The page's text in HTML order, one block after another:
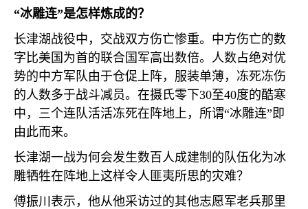
“冰雕连”是怎样炼成的？
长津湖战役中，交战双方伤亡惨重。中方伤亡的数
字比美国为首的联合国军高出数倍。人数占绝对优
势的中方军队由于仓促上阵，服装单薄，冻死冻伤
的人数多于战斗减员。在摄氏零下30至40度的酷寒
中，三个连队活活冻死在阵地上，所谓“冰雕连”即
由此而来。
长津湖一战为何会发生数百人成建制的队伍化为冰
雕牺牲在阵地上这样令人匪夷所思的灾难？
傅振川表示，他从他采访过的其他志愿军老兵那里